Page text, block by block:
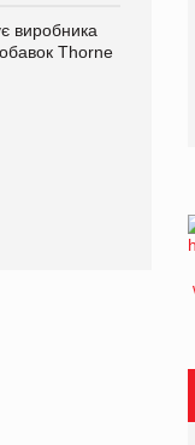
виробника
Thorne
на